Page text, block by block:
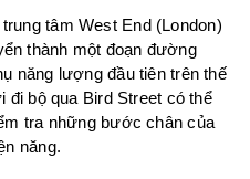
thành một đoạn đường
năng lượng đầu tiên trên thế
bộ qua Bird Street có thể
tra những bước chân của
năng.